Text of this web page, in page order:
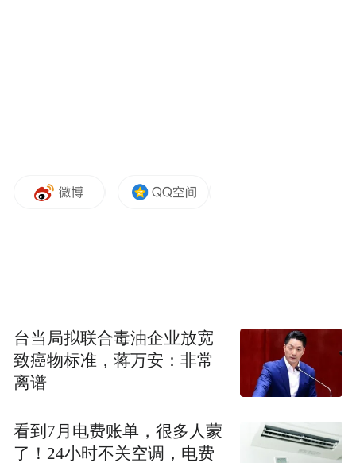
形成内容生产、技术支撑、衍生开发的全产
频)为凤凰网旗下自媒体平台“大风号”用户上传并发
布，本平台仅提供信息存储空间服务。
Notice: The content above (including the videos,
pictures and audios if any) is uploaded and posted
by the user of Dafeng Hao, which is a social media
platform and merely provides information storage
space services.”
台当局拟联合毒油企业放宽
致癌物标准，蒋万安：非常
离谱
看到7月电费账单，很多人蒙
了！24小时不关空调，电费